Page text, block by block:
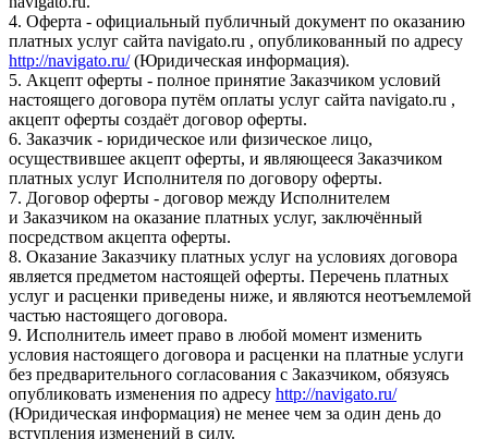
4. Оферта - официальный публичный документ по оказанию
платных услуг сайта navigato.ru , опубликованный по адресу
http://navigato.ru/(Юридическая информация).
5. Акцепт оферты - полное принятие Заказчиком условий
настоящего договора путём оплаты услуг сайта navigato.ru ,
акцепт оферты создаёт договор оферты.
6. Заказчик - юридическое или физическое лицо,
осуществившее акцепт оферты, и являющееся Заказчиком
платных услуг Исполнителя по договору оферты.
7. Договор оферты - договор между Исполнителем
и Заказчиком на оказание платных услуг, заключённый
посредством акцепта оферты.
8. Оказание Заказчику платных услуг на условиях договора
является предметом настоящей оферты. Перечень платных
услуг и расценки приведены ниже, и являются неотъемлемой
частью настоящего договора.
9. Исполнитель имеет право в любой момент изменить
условия настоящего договора и расценки на платные услуги
без предварительного согласования с Заказчиком, обязуясь
опубликовать изменения по адресу http://navigato.ru/
(Юридическая информация) не менее чем за один день до
вступления изменений в силу.